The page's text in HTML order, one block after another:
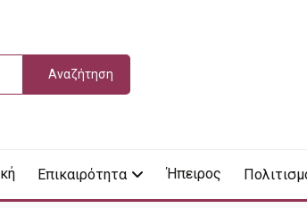
Επικαιρότητα Ήπειρος